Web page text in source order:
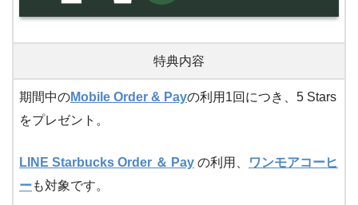
特典内容
期間中のMobile Order & Payの利用1回につき、5 Stars
をプレゼント。
LINE Starbucks Order ＆ Pay の利用、
ワンモアコーヒ
ーも対象です。